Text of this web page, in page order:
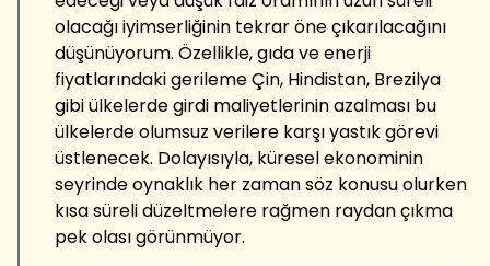
olacağı iyimserliğinin tekrar öne çıkarılacağını
düşünüyorum. Özellikle, gıda ve enerji
fiyatlarındaki gerileme Çin, Hindistan, Brezilya
gibi ülkelerde girdi maliyetlerinin azalması bu
ülkelerde olumsuz verilere karşı yastık görevi
üstlenecek. Dolayısıyla, küresel ekonominin
seyrinde oynaklık her zaman söz konusu olurken
kısa süreli düzeltmelere rağmen raydan çıkma
pek olası görünmüyor.